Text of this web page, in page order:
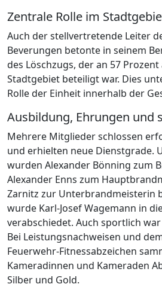
Zentrale Rolle im
Auch der stellvertretende Leiter
Beverungen betonte in seinem
des Löschzugs, der an 57
Stadtgebiet beteiligt war. Dies
Rolle der Einheit innerhalb der
Ausbildung, Ehrungen und
Mehrere Mitglieder schlossen
und erhielten neue Dienstgrade.
wurden Alexander Bönning zum
Alexander Enns zum
Zarnitz zur Unterbrandmeisterin
wurde Karl-Josef Wagemann in
verabschiedet. Auch sportlich
Bei Leistungsnachweisen und
Feuerwehr-Fitnessabzeichen
Kameradinnen und Kameraden
Silber und Gold.